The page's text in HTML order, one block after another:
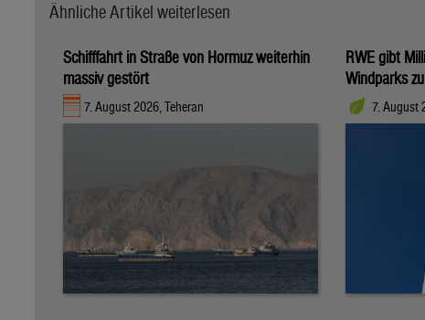
Ähnliche Artikel weiterlesen
Schifffahrt in Straße von Hormuz weiterhin
massiv gestört
7. August 2026, Teheran
RWE gibt
Windparks
7. August